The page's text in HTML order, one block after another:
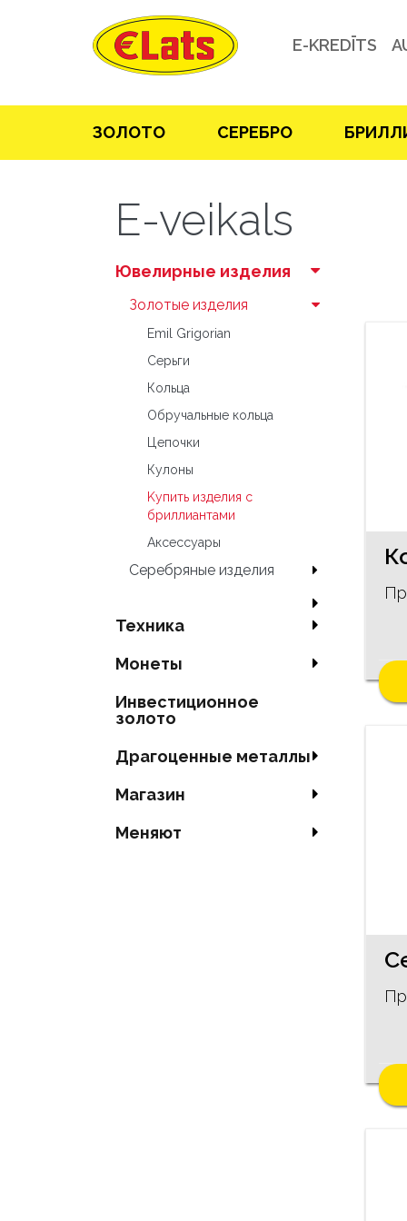
E-KREDĪTS
ЗOЛOТO СЕРЕБРO
E-veikals
Ювелирные изделия
Зoлoтые изделия
Emil Grigorian
Серьги
Кольца
Oбручальные кольца
Цепочки
Кулоны
Kупить изделия c
бриллиантами
Аксесcуары
Серебряные изделия
Техника
Mонеты
Инвестиционное
золото
Драгоценные металлы
Магазин
Меняют